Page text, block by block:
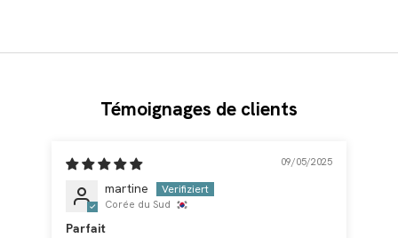
Témoignages de clients
09/05/2025
martine
Corée du Sud
Parfait